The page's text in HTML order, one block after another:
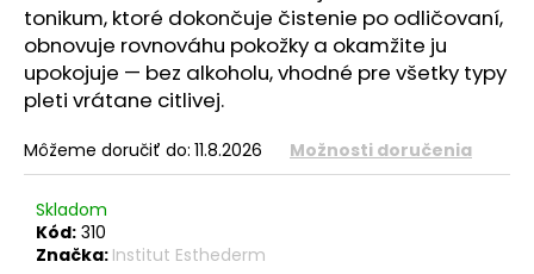
tonikum, ktoré dokončuje čistenie po odličovaní,
obnovuje rovnováhu pokožky a okamžite ju
upokojuje — bez alkoholu, vhodné pre všetky typy
pleti vrátane citlivej.
Môžeme doručiť do: 11.8.2026 Možnosti doručenia
Skladom
Kód: 310
Značka: Institut Esthederm
d
p
o
r
č
m
e